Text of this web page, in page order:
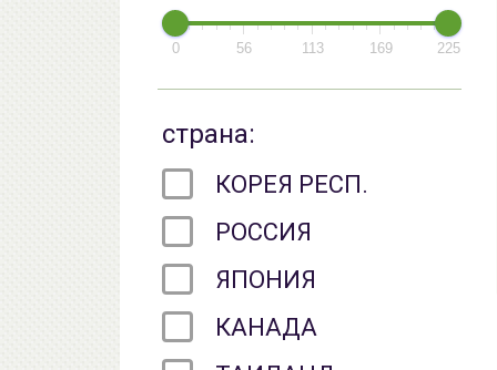
0 56 113 169 225
страна:
КОРЕЯ РЕСП.
РОССИЯ
ЯПОНИЯ
КАНАДА